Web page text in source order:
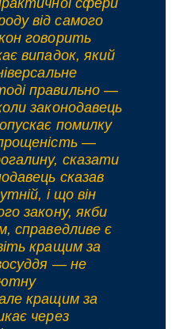
сфери
від самого
говорить
випадок, який
правильно —
законодавець
помилку
—
сказати
сказав
і що він
закону, якби
справедливе є
кращим за
— не
кращим за
через